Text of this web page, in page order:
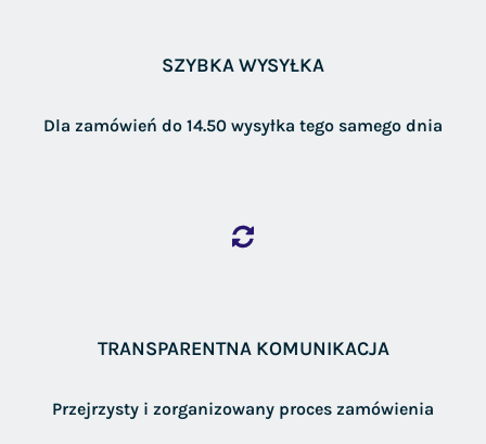
SZYBKA WYSYŁKA
Dla zamówień do 14.50 wysyłka tego samego dnia
TRANSPARENTNA KOMUNIKACJA
Przejrzysty i zorganizowany proces zamówienia